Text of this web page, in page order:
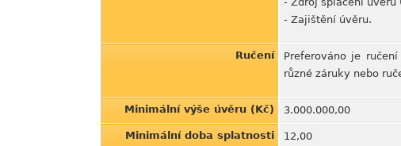
- Zajištění úvěru.
Ručení
Preferováno je
různé záruky nebo
Minimální výše úvěru (Kč) 3.000.000,00
Minimální doba splatnosti
12,00